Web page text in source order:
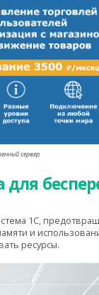
сервер
1С,
и
ресурсы.